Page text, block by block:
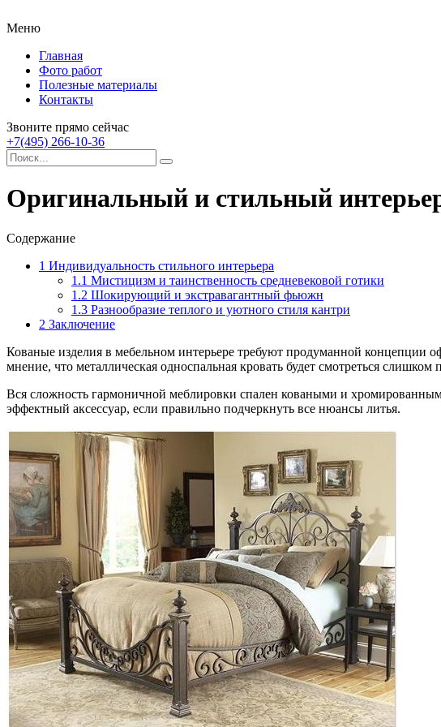
Меню
Главная
Фото работ
Полезные материалы
Контакты
Звоните прямо сейчас
+7(495) 266-10-36
Оригинальный и стильный
Содержание
1 Индивидуальность стильного интерьера
1.1 Мистицизм и таинственность средневековой готики
1.2 Шокирующий и экстравагантный фьюжн
1.3 Разнообразие теплого и уютного стиля кантри
2 Заключение
Кованые изделия в мебельном интерьере требуют продуманной концепции
мнение, что металлическая односпальная кровать будет смотреться слишком
Вся сложность гармоничной меблировки спален коваными и
эффектный аксессуар, если правильно подчеркнуть все нюансы литья.